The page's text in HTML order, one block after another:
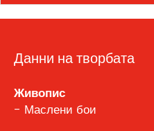
Данни на творбата
Живопис
- Маслени бои